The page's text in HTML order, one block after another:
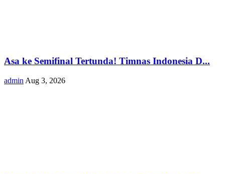
Asa ke Semifinal Tertunda! Timnas Indonesia D...
admin Aug 3, 2026